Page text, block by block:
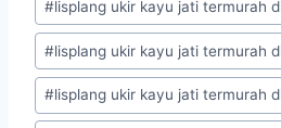
#lisplang ukir kayu jati termurah
#lisplang ukir kayu jati termurah
#lisplang ukir kayu jati termurah